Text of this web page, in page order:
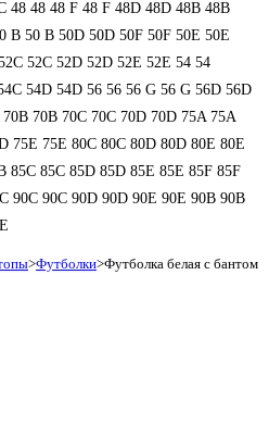
48 48 48 F 48 F 48D 48D 48В 48В
B 50 B 50D 50D 50F 50F 50Е 50Е
52C 52D 52D 52E 52E 54 54
54D 54D 56 56 56 G 56 G 56D 56D
70B 70B 70C 70C 70D 70D 75A 75A
75E 75E 80C 80C 80D 80D 80E 80E
85C 85C 85D 85D 85E 85E 85F 85F
90C 90C 90D 90D 90E 90E 90В 90В
>Футболки>Футболка белая с бантом